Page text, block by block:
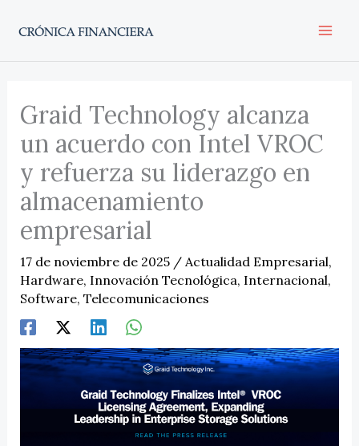
Graid Technology alcanza
un acuerdo con Intel VROC
y refuerza su liderazgo en
almacenamiento
empresarial
17 de noviembre de 2025 / Actualidad Empresarial,
Hardware, Innovación Tecnológica, Internacional,
Software, Telecomunicaciones